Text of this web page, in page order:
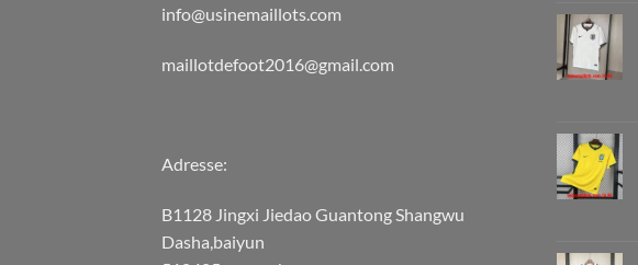
info@usinemaillots.com
maillotdefoot2016@gmail.com
Adresse:
B1128 Jingxi Jiedao Guantong Shangwu
Dasha,baiyun